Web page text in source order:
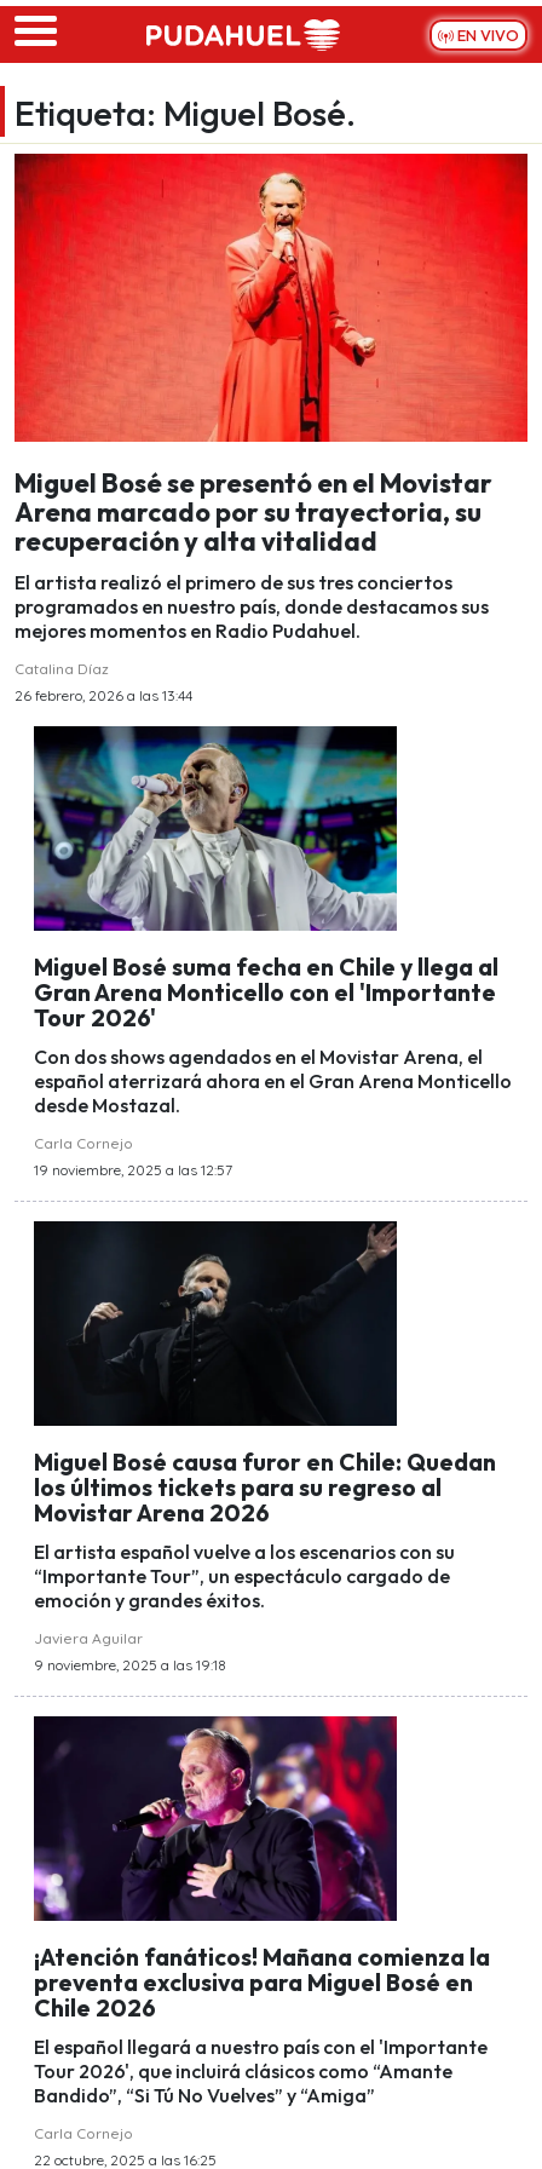
Skip to main content
EN VIVO
Etiqueta: Miguel Bosé.
Miguel Bosé se presentó en el Movistar
Arena marcado por su trayectoria, su
recuperación y alta vitalidad
El artista realizó el primero de sus tres conciertos
programados en nuestro país, donde destacamos sus
mejores momentos en Radio Pudahuel.
Catalina Díaz
26 febrero, 2026 a las 13:44
Miguel Bosé suma fecha en Chile y llega al
Gran Arena Monticello con el 'Importante
Tour 2026'
Con dos shows agendados en el Movistar Arena, el
español aterrizará ahora en el Gran Arena Monticello
desde Mostazal.
Carla Cornejo
19 noviembre, 2025 a las 12:57
Miguel Bosé causa furor en Chile: Quedan
los últimos tickets para su regreso al
Movistar Arena 2026
El artista español vuelve a los escenarios con su
“Importante Tour”, un espectáculo cargado de
emoción y grandes éxitos.
Javiera Aguilar
9 noviembre, 2025 a las 19:18
¡Atención fanáticos! Mañana comienza la
preventa exclusiva para Miguel Bosé en
Chile 2026
El español llegará a nuestro país con el 'Importante
Tour 2026', que incluirá clásicos como “Amante
Bandido”, “Si Tú No Vuelves” y “Amiga”
Carla Cornejo
22 octubre, 2025 a las 16:25